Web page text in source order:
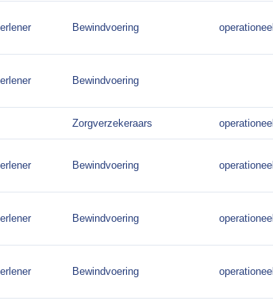
Bewindvoering operationeel
Bewindvoering
Zorgverzekeraars operationeel
Bewindvoering operationeel
Bewindvoering operationeel
Bewindvoering operationeel